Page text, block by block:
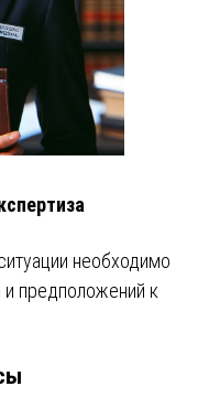
необходимо
и предположений к